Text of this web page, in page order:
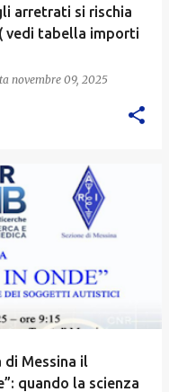
arretrati si rischia
vedi tabella importi
novembre 09, 2025
Messina il
quando la scienza